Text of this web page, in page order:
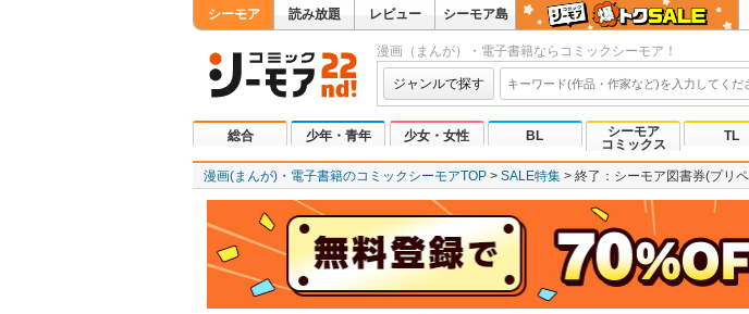
シーモア 読み放題 レビュー シーモア島
漫画（まんが）・電子書籍ならコミックシーモア！
ジャンルで探す
総合 少年・青年 少女・女性 BL
シーモア
コミックス
TL
漫画(まんが)・電子書籍のコミックシーモアTOP SALE特集 終了：シーモア図書券(プリ